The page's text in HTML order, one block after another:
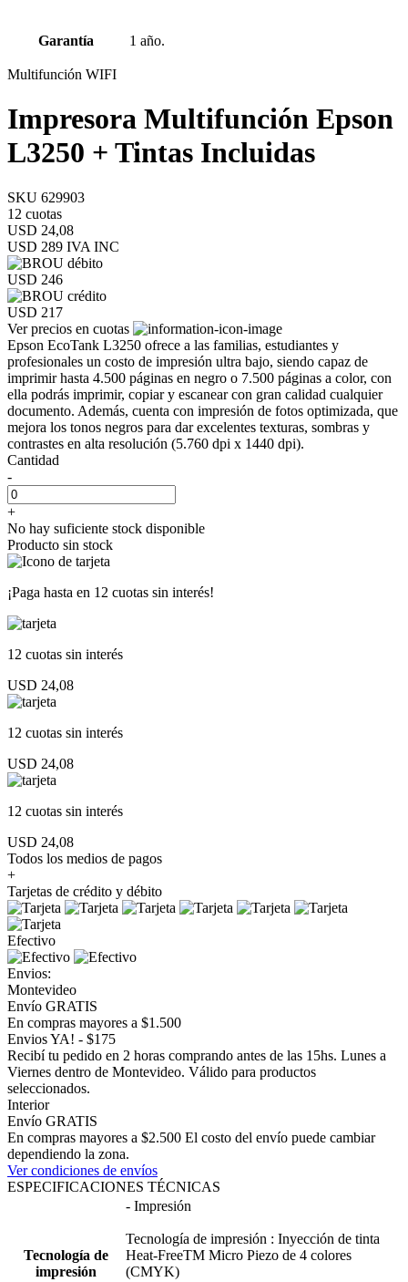
Garantía 1 año.
Multifunción WIFI
Impresora Multifunción Epson
L3250 + Tintas Incluidas
SKU 629903
12 cuotas
USD 24,08
USD 289 IVA INC
USD 246
USD 217
Ver precios en cuotas
Epson EcoTank L3250 ofrece a las familias, estudiantes y
profesionales un costo de impresión ultra bajo, siendo capaz de
imprimir hasta 4.500 páginas en negro o 7.500 páginas a color, con
ella podrás imprimir, copiar y escanear con gran calidad cualquier
documento. Además, cuenta con impresión de fotos optimizada, que
mejora los tonos negros para dar excelentes texturas, sombras y
contrastes en alta resolución (5.760 dpi x 1440 dpi).
Cantidad
-
+
No hay suficiente stock disponible
Producto sin stock
¡Paga hasta en 12 cuotas sin interés!
12 cuotas sin interés
USD 24,08
12 cuotas sin interés
USD 24,08
12 cuotas sin interés
USD 24,08
Todos los medios de pagos
+
Tarjetas de crédito y débito
Efectivo
Envios:
Montevideo
Envío GRATIS
En compras mayores a $1.500
Envios YA! - $175
Recibí tu pedido en 2 horas comprando antes de las 15hs. Lunes a
Viernes dentro de Montevideo. Válido para productos
seleccionados.
Interior
Envío GRATIS
En compras mayores a $2.500 El costo del envío puede cambiar
dependiendo la zona.
Ver condiciones de envíos
ESPECIFICACIONES TÉCNICAS
Tecnología de
impresión
- Impresión
Tecnología de impresión : Inyección de tinta
Heat-FreeTM Micro Piezo de 4 colores
(CMYK)